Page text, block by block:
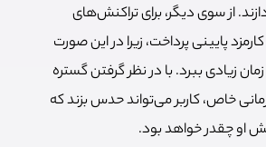
از سوی دیگر، برای تراکنش‌های
پایینی پرداخت، زیرا در این صورت
زیادی ببرد. با در نظر گرفتن گستره
خاص، کاربر می‌تواند حدس بزند که
او چقدر خواهد بود.